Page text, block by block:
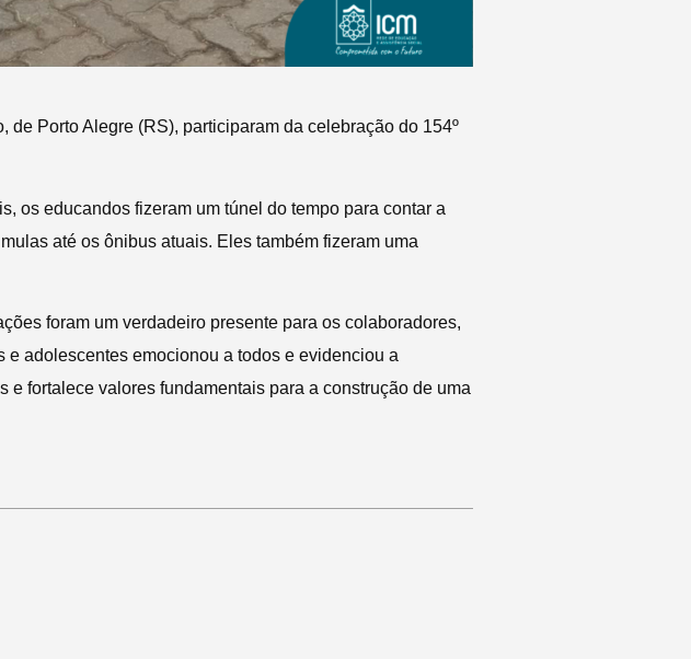
Porto Alegre (RS), participaram da celebração do 154º
os educandos fizeram um túnel do tempo para contar a
até os ônibus atuais. Eles também fizeram uma
foram um verdadeiro presente para os colaboradores,
e adolescentes emocionou a todos e evidenciou a
fortalece valores fundamentais para a construção de uma